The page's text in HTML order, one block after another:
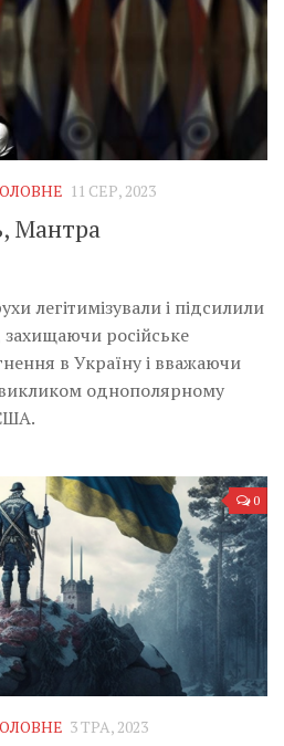
11 СЕР, 2023
Мантра
легітимізували і підсилили
російське
в Україну і вважаючи
однополярному
0
3 ТРА, 2023